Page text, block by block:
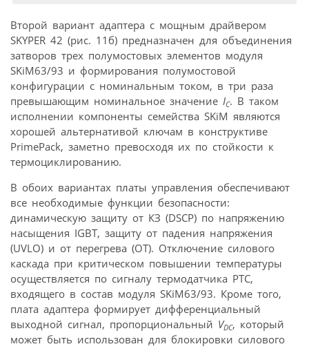
Второй вариант адаптера с мощным драйвером
SKYPER 42 (рис. 11б) предназначен для объединения
затворов трех полумостовых элементов модуля
SKiM63/93 и формирования полумостовой
конфигурации с номинальным током, в три раза
превышающим номинальное значение IC. В таком
исполнении компоненты семейства SKiM являются
хорошей альтернативой ключам в конструктиве
PrimePack, заметно превосходя их по стойкости к
термоциклированию.
В обоих вариантах платы управления обеспечивают
все необходимые функции безопасности:
динамическую защиту от КЗ (DSCP) по напряжению
насыщения IGBT, защиту от падения напряжения
(UVLO) и от перегрева (ОТ). Отключение силового
каскада при критическом повышении температуры
осуществляется по сигналу термодатчика РТС,
входящего в состав модуля SKiM63/93. Кроме того,
плата адаптера формирует дифференциальный
выходной сигнал, пропорциональный VDC, который
может быть использован для блокировки силового